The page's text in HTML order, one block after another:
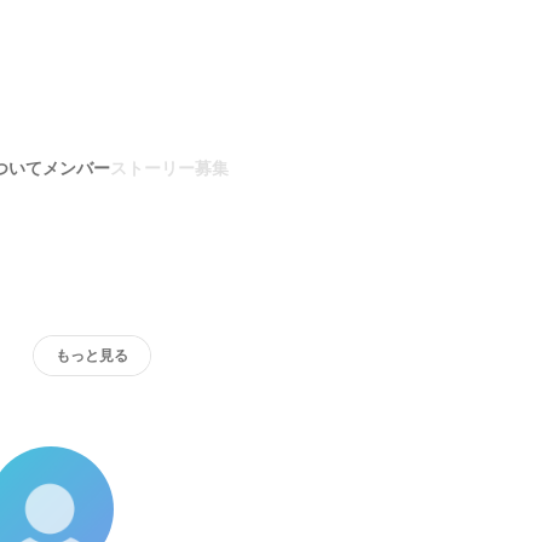
いて メンバーストーリー募集
もっと見る